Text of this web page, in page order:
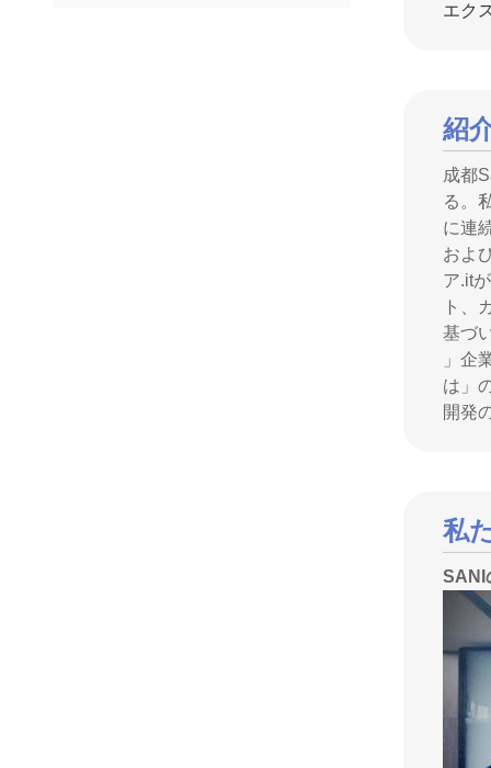
エク
紹
成都
る。
に連
およ
ア.it
ト、
基づ
」企
は」
開発
私
SANI